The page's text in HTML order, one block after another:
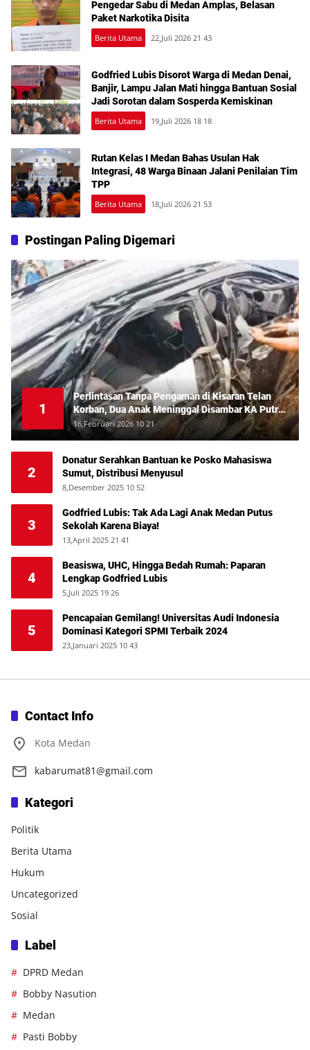
Pengedar Sabu di Medan Amplas, Belasan
Paket Narkotika Disita
Berita Utama 22,Juli 2026 21 43
Godfried Lubis Disorot Warga di Medan Denai,
Banjir, Lampu Jalan Mati hingga Bantuan Sosial
Jadi Sorotan dalam Sosperda Kemiskinan
Berita Utama 19,Juli 2026 18 18
Rutan Kelas I Medan Bahas Usulan Hak
Integrasi, 48 Warga Binaan Jalani Penilaian Tim
TPP
Berita Utama 18,Juli 2026 21 53
Postingan Paling Digemari
1
Perlintasan Tanpa Pengaman di Kisaran Telan
Korban, Dua Anak Meninggal Disambar KA Putri
Deli
16,Februari 2026 10 21
2
Donatur Serahkan Bantuan ke Posko Mahasiswa
Sumut, Distribusi Menyusul
8,Desember 2025 10 52
3
Godfried Lubis: Tak Ada Lagi Anak Medan Putus
Sekolah Karena Biaya!
13,April 2025 21 41
4
Beasiswa, UHC, Hingga Bedah Rumah: Paparan
Lengkap Godfried Lubis
5,Juli 2025 19 26
5
Pencapaian Gemilang! Universitas Audi Indonesia
Dominasi Kategori SPMI Terbaik 2024
23,Januari 2025 10 43
Contact Info
Kota Medan
kabarumat81@gmail.com
Kategori
Politik
Berita Utama
Hukum
Uncategorized
Sosial
Label
DPRD Medan
Bobby Nasution
Medan
Pasti Bobby